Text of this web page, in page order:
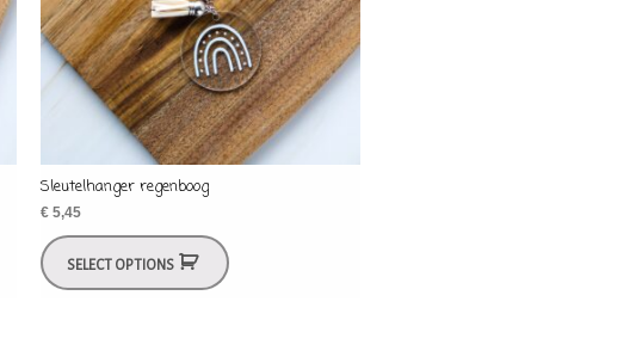
Sleutelhanger regenboog
€ 5,45
SELECT OPTIONS